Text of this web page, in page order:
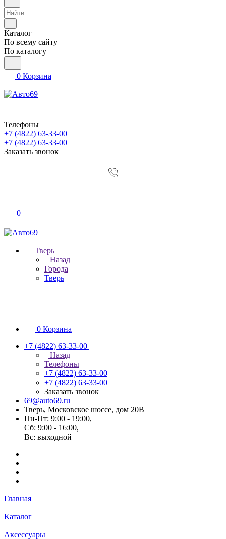
Каталог
По всему сайту
По каталогу
0 Корзина
Телефоны
+7 (4822) 63-33-00
+7 (4822) 63-33-00
Заказать звонок
0
Тверь
Назад
Города
Тверь
0 Корзина
+7 (4822) 63-33-00
Назад
Телефоны
+7 (4822) 63-33-00
+7 (4822) 63-33-00
Заказать звонок
69@auto69.ru
Тверь, Московское шоссе, дом 20В
Пн-Пт: 9:00 - 19:00,
Сб: 9:00 - 16:00,
Вс: выходной
Главная
Каталог
Аксессуары